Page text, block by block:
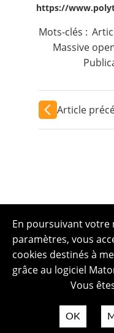
https://
Mots-clés :
Massive
Article
En poursuivant votre
paramètres, vous
cookies destinés à
grâce au logiciel
Vous
OK